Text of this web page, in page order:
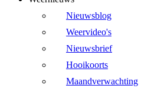
Nieuwsblog
Weervideo's
Nieuwsbrief
Hooikoorts
Maandverwachting